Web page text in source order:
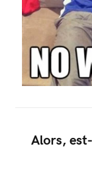
Alors,